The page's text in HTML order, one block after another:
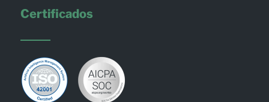
Certificados